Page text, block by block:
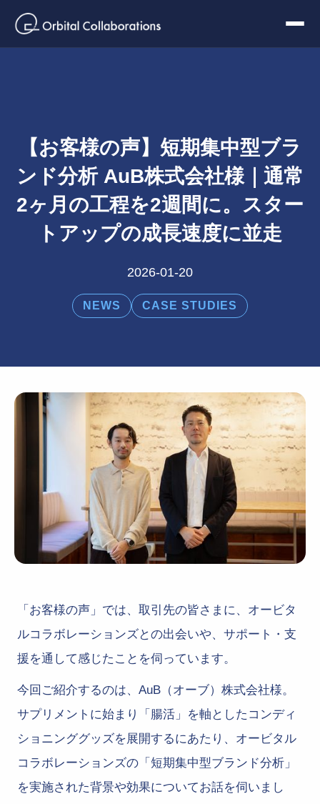
【お客様の声】短期集中型ブラ
ンド分析 AuB株式会社様｜通常
2ヶ月の工程を2週間に。スター
トアップの成長速度に並走
2026-01-20
NEWS CASE STUDIES
「お客様の声」では、取引先の皆さまに、オービタ
ルコラボレーションズとの出会いや、サポート・支
援を通して感じたことを伺っています。
今回ご紹介するのは、AuB（オーブ）株式会社様。
サプリメントに始まり「腸活」を軸としたコンディ
ショニンググッズを展開するにあたり、オービタル
コラボレーションズの「短期集中型ブランド分析」
を実施された背景や効果についてお話を伺いまし